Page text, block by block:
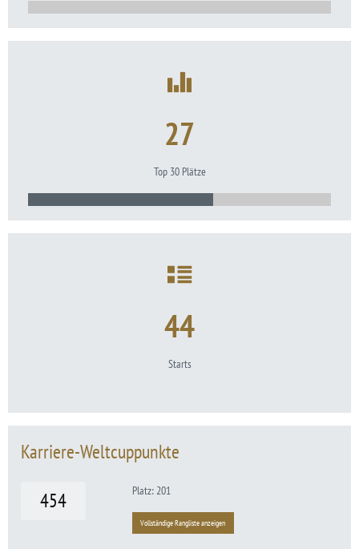
27
Top 30 Plätze
44
Starts
Karriere-Weltcuppunkte
454
Platz: 201
Vollständige Rangliste anzeigen